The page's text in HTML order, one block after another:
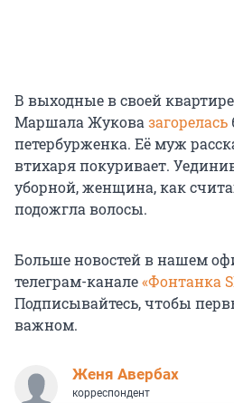
В выходные в своей
Маршала Жукова загорелась
петербурженка. Её муж
втихаря покуривает.
уборной, женщина, как
подожгла волосы.
Больше новостей в нашем
телеграм-канале«Фонтанка
Подписывайтесь, чтобы
важном.
Женя Авербах
корреспондент